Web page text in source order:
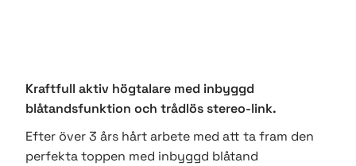
Kraftfull aktiv högtalare med inbyggd
blåtandsfunktion och trådlös stereo-link.
Efter över 3 års hårt arbete med att ta fram den
perfekta toppen med inbyggd blåtand